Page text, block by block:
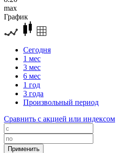
max
График
Сегодня
1 мес
3 мес
6 мес
1 год
3 года
Произвольный период
Сравнить с акцией или индексом